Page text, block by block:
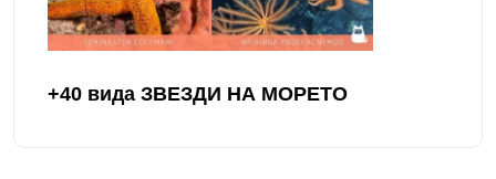
+40 вида ЗВЕЗДИ НА МОРЕТО